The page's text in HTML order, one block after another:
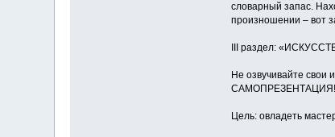
словарный запас.
произношении – вот
III раздел:
Не озвучивайте свои
САМОПРЕЗЕНТАЦИЯ!
Цель: овладеть